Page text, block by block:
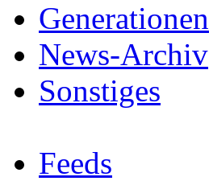
Generationen
News-Archiv
Sonstiges
Feeds